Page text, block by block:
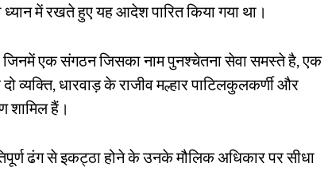
में रखते हुए यह आदेश पारित किया गया था।
जिनमें एक संगठन जिसका नाम पुनश्चेतना सेवा समस्ते है, एक
व्यक्ति, धारवाड़ के राजीव मल्हार पाटिलकुलकर्णी और
शामिल हैं।
ढंग से इकट्ठा होने के उनके मौलिक अधिकार पर सीधा